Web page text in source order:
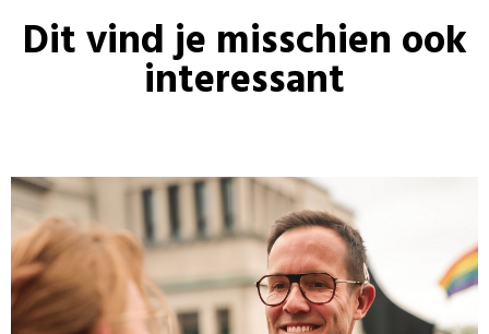
Dit vind je misschien ook
interessant